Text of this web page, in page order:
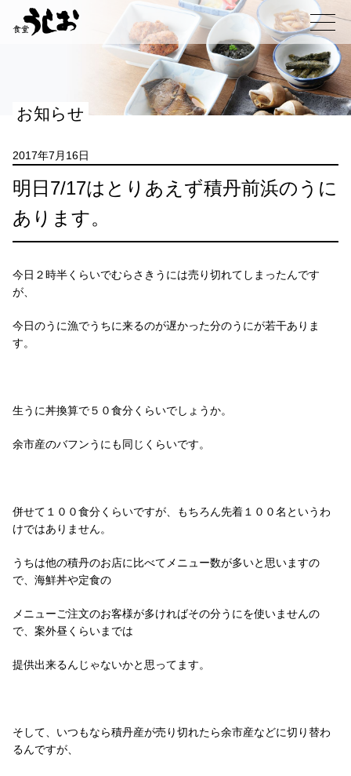
メニュー
お知らせ
2017年7月16日
明日7/17はとりあえず積丹前浜のうに
あります。
今日２時半くらいでむらさきうには売り切れてしまったんです
が、
今日のうに漁でうちに来るのが遅かった分のうにが若干ありま
す。
生うに丼換算で５０食分くらいでしょうか。
余市産のバフンうにも同じくらいです。
併せて１００食分くらいですが、もちろん先着１００名というわ
けではありません。
うちは他の積丹のお店に比べてメニュー数が多いと思いますの
で、海鮮丼や定食の
メニューご注文のお客様が多ければその分うにを使いませんの
で、案外昼くらいまでは
提供出来るんじゃないかと思ってます。
そして、いつもなら積丹産が売り切れたら余市産などに切り替わ
るんですが、